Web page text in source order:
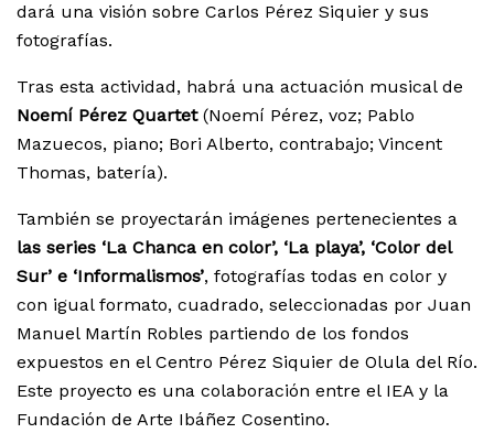
dará una visión sobre Carlos Pérez Siquier y sus
fotografías.
Tras esta actividad, habrá una actuación musical de
Noemí Pérez Quartet(Noemí Pérez, voz; Pablo
Mazuecos, piano; Bori Alberto, contrabajo; Vincent
Thomas, batería).
También se proyectarán imágenes pertenecientes a
las series ‘La Chanca en color’, ‘La playa’, ‘Color del
Sur’ e ‘Informalismos’, fotografías todas en color y
con igual formato, cuadrado, seleccionadas por Juan
Manuel Martín Robles partiendo de los fondos
expuestos en el Centro Pérez Siquier de Olula del Río.
Este proyecto es una colaboración entre el IEA y la
Fundación de Arte Ibáñez Cosentino.